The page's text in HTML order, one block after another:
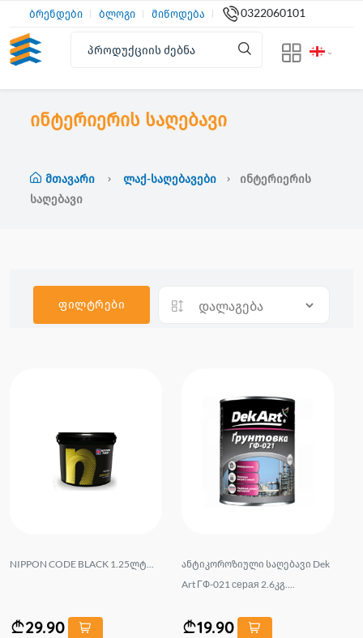
ბრენდები ბლოგი მიწოდება 0322060101
ინტერიერის საღებავი
Მთავარი Ლაქ-Საღებავები
Ინტერიერის
Საღებავი
ფილტრები
NIPPON CODE BLACK 1.25ლტ...
29.90
ანტიკოროზიული საღებავი Dek
Art ГФ-021 серая 2.6კგ....
19.90